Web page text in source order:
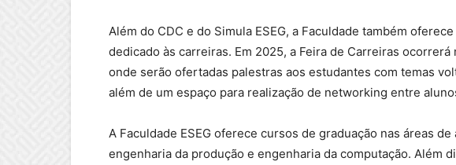
Além do CDC e do Simula ESEG, a Faculdade também
dedicado às carreiras. Em 2025, a Feira de Carreiras
onde serão ofertadas palestras aos estudantes com temas
além de um espaço para realização de networking entre
A Faculdade ESEG oferece cursos de graduação nas áreas
engenharia da produção e engenharia da computação. Além